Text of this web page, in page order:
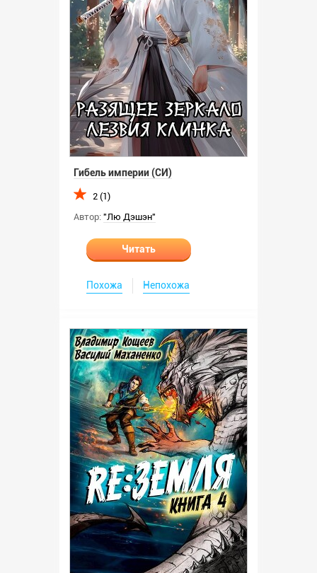
Гибель империи (СИ)
2 (1)
Автор: "Лю Дэшэн"
Читать
Похожа Непохожа